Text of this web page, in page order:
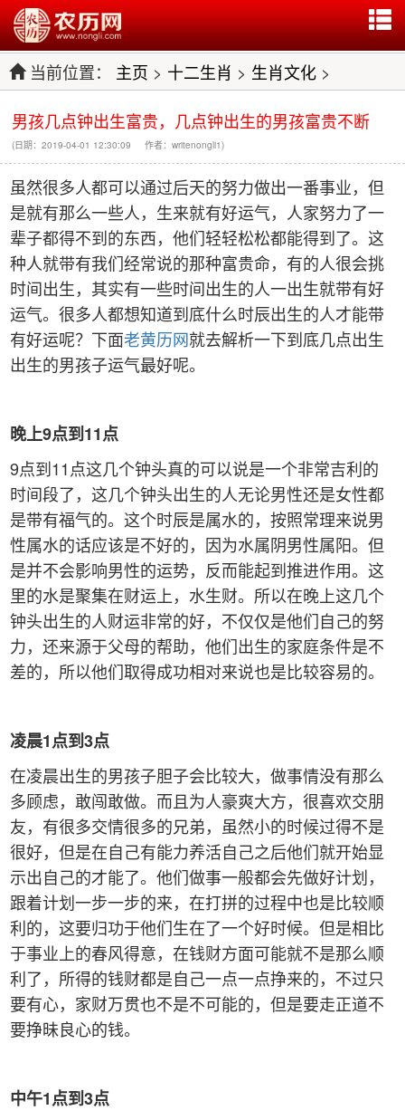
当前位置： 主页 > 十二生肖 > 生肖文化 >
男孩几点钟出生富贵，几点钟出生的男孩富贵不断
(日期：2019-04-01 12:30:09 作者：writenongli1)
虽然很多人都可以通过后天的努力做出一番事业，但
是就有那么一些人，生来就有好运气，人家努力了一
辈子都得不到的东西，他们轻轻松松都能得到了。这
种人就带有我们经常说的那种富贵命，有的人很会挑
时间出生，其实有一些时间出生的人一出生就带有好
运气。很多人都想知道到底什么时辰出生的人才能带
有好运呢？下面老黄历网就去解析一下到底几点出生
出生的男孩子运气最好呢。
晚上9点到11点
9点到11点这几个钟头真的可以说是一个非常吉利的
时间段了，这几个钟头出生的人无论男性还是女性都
是带有福气的。这个时辰是属水的，按照常理来说男
性属水的话应该是不好的，因为水属阴男性属阳。但
是并不会影响男性的运势，反而能起到推进作用。这
里的水是聚集在财运上，水生财。所以在晚上这几个
钟头出生的人财运非常的好，不仅仅是他们自己的努
力，还来源于父母的帮助，他们出生的家庭条件是不
差的，所以他们取得成功相对来说也是比较容易的。
凌晨1点到3点
在凌晨出生的男孩子胆子会比较大，做事情没有那么
多顾虑，敢闯敢做。而且为人豪爽大方，很喜欢交朋
友，有很多交情很多的兄弟，虽然小的时候过得不是
很好，但是在自己有能力养活自己之后他们就开始显
示出自己的才能了。他们做事一般都会先做好计划，
跟着计划一步一步的来，在打拼的过程中也是比较顺
利的，这要归功于他们生在了一个好时候。但是相比
于事业上的春风得意，在钱财方面可能就不是那么顺
利了，所得的钱财都是自己一点一点挣来的，不过只
要有心，家财万贯也不是不可能的，但是要走正道不
要挣昧良心的钱。
中午1点到3点